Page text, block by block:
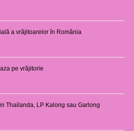
a vrăjitoarelor în România
pe vrăjitorie
Thailanda, LP Kalong sau Garlong